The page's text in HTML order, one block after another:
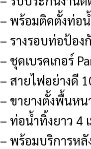
– พร้อมติดตั้งท่อน้
– รางรอบท่อป้อง
– ชุดเบรคเกอร์
– สายไฟอย่างดี
– ขายางตั้งพื้นหน
– ท่อน้ำทิ้งยาว 4
– พร้อมบริการหลั